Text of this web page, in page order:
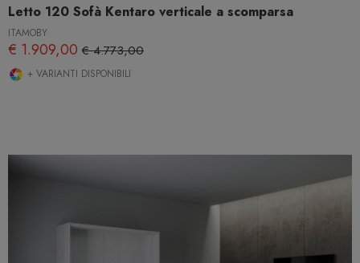
Letto 120 Sofà Kentaro verticale a scomparsa
ITAMOBY
€ 1.909,00 € 4.773,00
+ VARIANTI DISPONIBILI